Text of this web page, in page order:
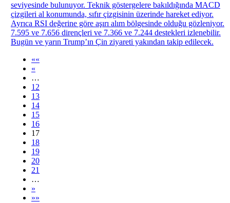
seviyesinde bulunuyor. Teknik göstergelere bakıldığında MACD
çizgileri al konumunda, sıfır çizgisinin üzerinde hareket ediyor.
Ayrıca RSI değerine göre aşırı alım bölgesinde olduğu gözleniyor.
7.595 ve 7.656 dirençleri ve 7.366 ve 7.244 destekleri izlenebilir.
Bugün ve yarın Trump’ın Çin ziyareti yakından takip edilecek.
««
«
…
12
13
14
15
16
17
18
19
20
21
…
»
»»